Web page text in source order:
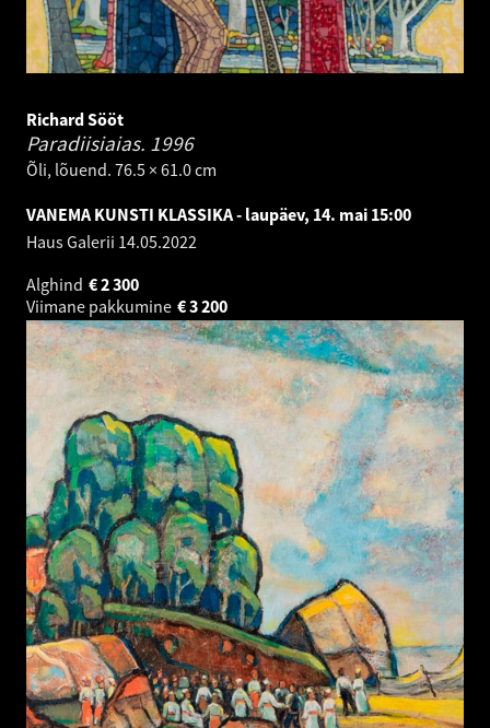
Richard Sööt
Paradiisiaias. 1996
Õli, lõuend. 76.5 × 61.0 cm
VANEMA KUNSTI KLASSIKA - laupäev, 14. mai 15:00
Haus Galerii 14.05.2022
Alghind
2 300
€
Viimane pakkumine
3 200
€